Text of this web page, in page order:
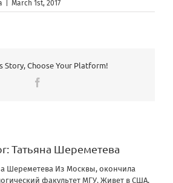
March 1st, 2017
Story, Choose Your Platform!
Татьяна Шереметева
Шереметева Из Москвы, окончила
факультет МГУ. Живет в США,